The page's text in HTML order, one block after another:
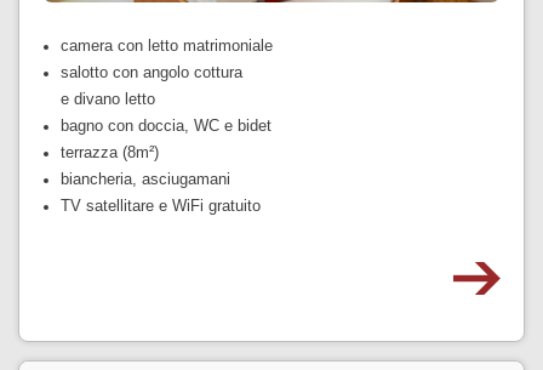
camera con letto matrimoniale
salotto con angolo cottura
e divano letto
bagno con doccia, WC e bidet
terrazza (8m²)
biancheria, asciugamani
TV satellitare e WiFi gratuito